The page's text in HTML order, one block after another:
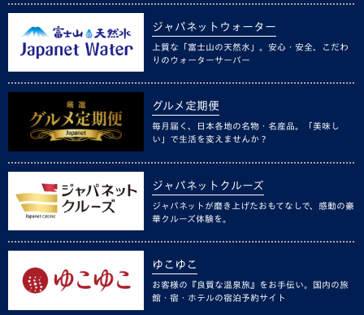
ジャパネットウォーター
上質な「富士山の天然水」。安心・安全、こだわ
りのウォーターサーバー
グルメ定期便
毎月届く、日本各地の名物・名産品。「美味し
い」で生活を変えませんか？
ジャパネットクルーズ
ジャパネットが磨き上げたおもてなしで、感動の豪
華クルーズ体験を。
ゆこゆこ
お客様の『良質な温泉旅』をお手伝い。国内の旅
館・宿・ホテルの宿泊予約サイト